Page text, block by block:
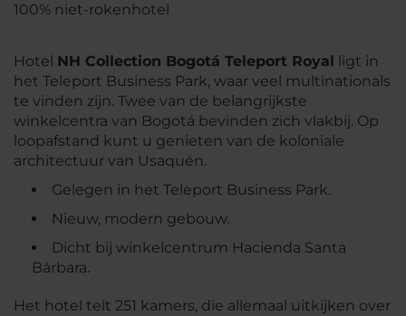
100% niet-rokenhotel
Hotel NH Collection Bogotá Teleport Royal
ligt in
het Teleport Business Park, waar veel multinationals
te vinden zijn. Twee van de belangrijkste
winkelcentra van Bogotá bevinden zich vlakbij. Op
loopafstand kunt u genieten van de koloniale
architectuur van Usaquén.
Gelegen in het Teleport Business Park.
Nieuw, modern gebouw.
Dicht bij winkelcentrum Hacienda Santa
Bárbara.
Het hotel telt 251 kamers, die allemaal uitkijken over